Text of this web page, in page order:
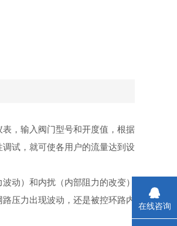
，输入阀门型号和开度值，根据
试，就可使各用户的流量达到设
动）和内扰（内部阻力的改变）
压力出现波动，还是被控环路内
在线咨询